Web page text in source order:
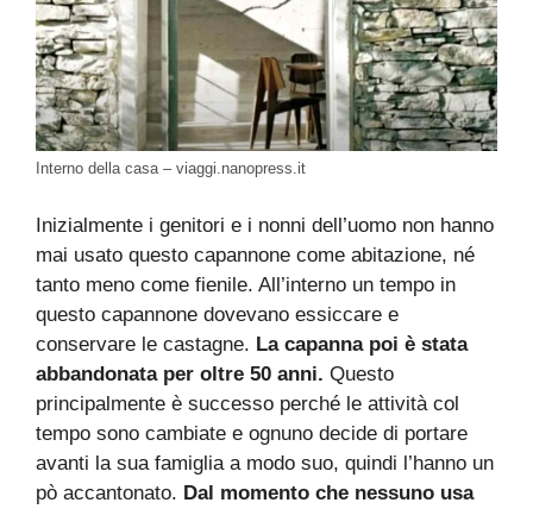
Interno della casa – viaggi.nanopress.it
Inizialmente i genitori e i nonni dell’uomo non hanno
mai usato questo capannone come abitazione, né
tanto meno come fienile. All’interno un tempo in
questo capannone dovevano essiccare e
conservare le castagne. La capanna poi è stata
abbandonata per oltre 50 anni. Questo
principalmente è successo perché le attività col
tempo sono cambiate e ognuno decide di portare
avanti la sua famiglia a modo suo, quindi l’hanno un
pò accantonato. Dal momento che nessuno usa